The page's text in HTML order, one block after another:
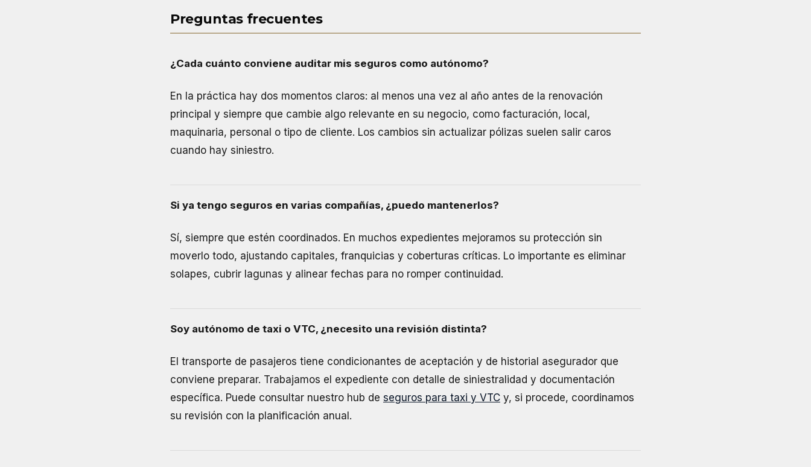
Preguntas frecuentes
¿Cada cuánto conviene auditar mis seguros como autónomo?
En la práctica hay dos momentos claros: al menos una vez al año antes de la renovación
principal y siempre que cambie algo relevante en su negocio, como facturación, local,
maquinaria, personal o tipo de cliente. Los cambios sin actualizar pólizas suelen salir caros
cuando hay siniestro.
Si ya tengo seguros en varias compañías, ¿puedo mantenerlos?
Sí, siempre que estén coordinados. En muchos expedientes mejoramos su protección sin
moverlo todo, ajustando capitales, franquicias y coberturas críticas. Lo importante es eliminar
solapes, cubrir lagunas y alinear fechas para no romper continuidad.
Soy autónomo de taxi o VTC, ¿necesito una revisión distinta?
El transporte de pasajeros tiene condicionantes de aceptación y de historial asegurador que
conviene preparar. Trabajamos el expediente con detalle de siniestralidad y documentación
específica. Puede consultar nuestro hub de seguros para taxi y VTC y, si procede, coordinamos
su revisión con la planificación anual.